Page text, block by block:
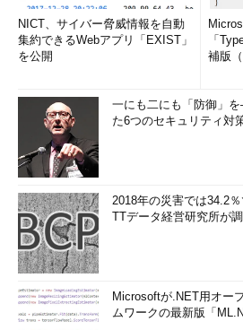
NICT、サイバー脅威情報を自動
集約できるWebアプリ「EXIST」
を公開
「
補版
一にも二にも「防御」
た6つのセキュリティ対
2018年の災害では34.2
TTデータ経営研究所が
Microsoftが.NET用オー
ムワークの最新版「